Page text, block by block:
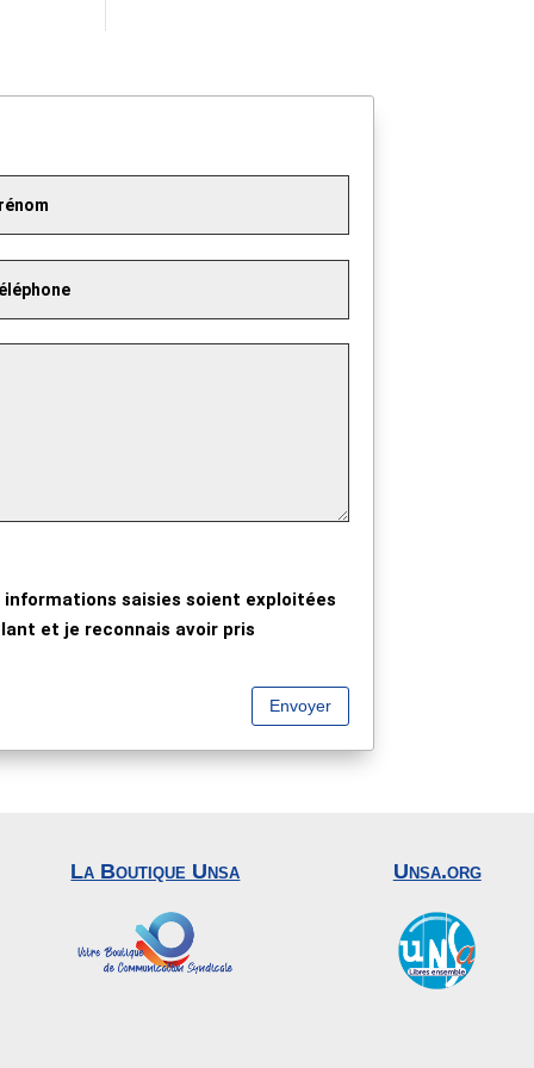
saisies soient exploitées
et je reconnais avoir pris
Envoyer
La Boutique Unsa Unsa.org